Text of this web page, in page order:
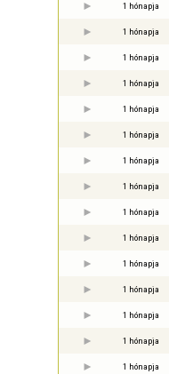
1 hónapja
1 hónapja
1 hónapja
1 hónapja
1 hónapja
1 hónapja
1 hónapja
1 hónapja
1 hónapja
1 hónapja
1 hónapja
1 hónapja
1 hónapja
1 hónapja
1 hónapja